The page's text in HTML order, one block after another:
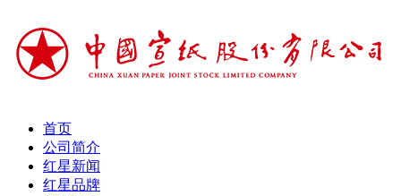
首页
公司简介
红星新闻
红星品牌